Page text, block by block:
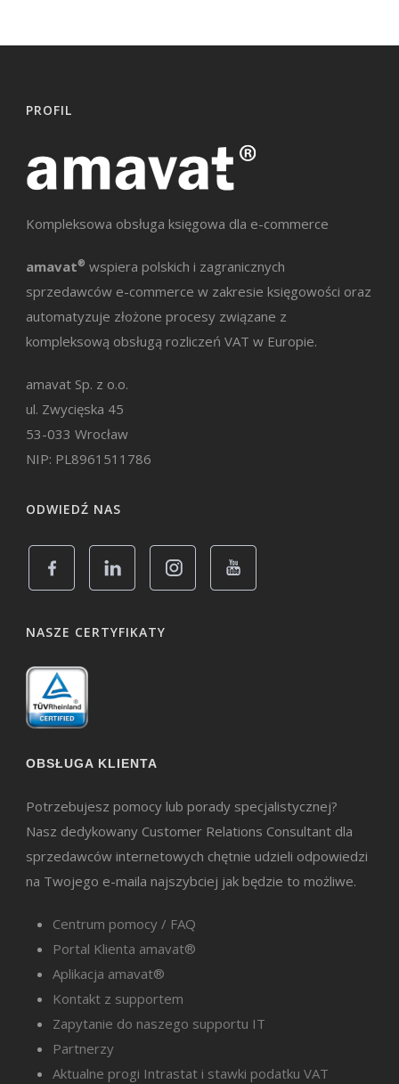
PROFIL
Kompleksowa obsługa księgowa dla e-commerce
amavat® wspiera polskich i zagranicznych
sprzedawców e-commerce w zakresie księgowości oraz
automatyzuje złożone procesy związane z
kompleksową obsługą rozliczeń VAT w Europie.
amavat Sp. z o.o.
ul. Zwycięska 45
53-033 Wrocław
NIP: PL8961511786
ODWIEDŹ NAS
NASZE CERTYFIKATY
OBSŁUGA KLIENTA
Potrzebujesz pomocy lub porady specjalistycznej?
Nasz dedykowany Customer Relations Consultant dla
sprzedawców internetowych chętnie udzieli odpowiedzi
na Twojego e-maila najszybciej jak będzie to możliwe.
Centrum pomocy / FAQ
Portal Klienta amavat®
Aplikacja amavat®
Kontakt z supportem
Zapytanie do naszego supportu IT
Partnerzy
Aktualne progi Intrastat i stawki podatku VAT